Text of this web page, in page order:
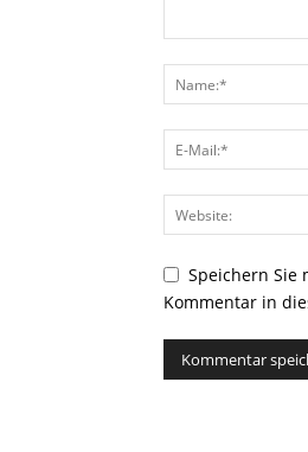
Speichern Sie
Kommentar in